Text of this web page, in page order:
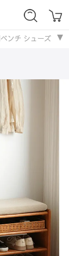
ンチ シューズラッ